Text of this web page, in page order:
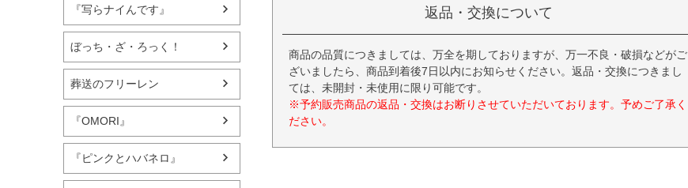
『写らナイんです』
ぼっち・ざ・ろっく！
葬送のフリーレン
『OMORI』
『ピンクとハバネロ』
返品・交換について
商品の品質につきましては、万全を期しておりますが、万一不良・破損などがご
ざいましたら、商品到着後7日以内にお知らせください。返品・交換につきまし
ては、未開封・未使用に限り可能です。
※予約販売商品の返品・交換はお断りさせていただいております。予めご了承く
ださい。